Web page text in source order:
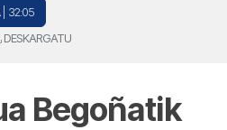
| 32:05
DESKARGATU
Begoñatik